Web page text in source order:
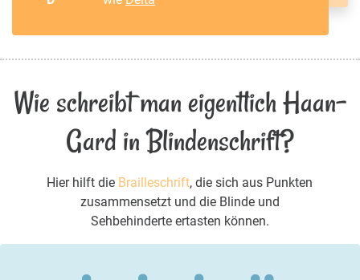
Wie schreibt man eigentlich Haan-
Gard in Blindenschrift?
Hier hilft die Brailleschrift, die sich aus Punkten
zusammensetzt und die Blinde und
Sehbehinderte ertasten können.